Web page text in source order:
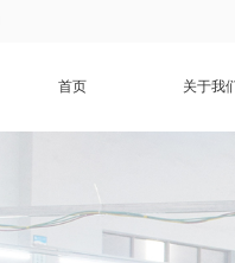
首页 关于我